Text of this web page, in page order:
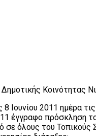
Κοινότητας
Ιουνίου 2011 ημέρα
έγγραφο πρόσκληση
σε όλους του